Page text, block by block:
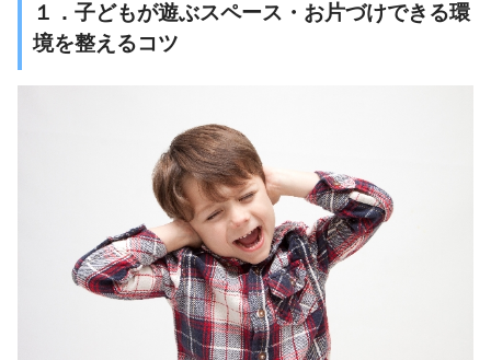
１．子どもが遊ぶスペース・お片づけできる環
境を整えるコツ